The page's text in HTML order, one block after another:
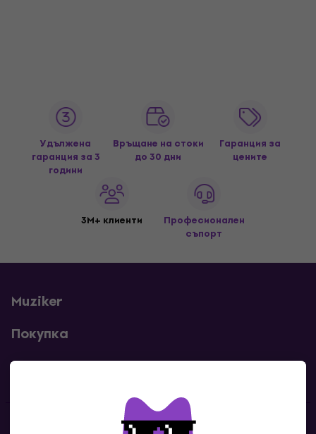
Удължена
гаранция за 3
години
Връщане на стоки
до 30 дни
Гаранция за
цените
3M+ клиенти
Професионален
съпорт
Muziker
Покупка
Полезни линкове